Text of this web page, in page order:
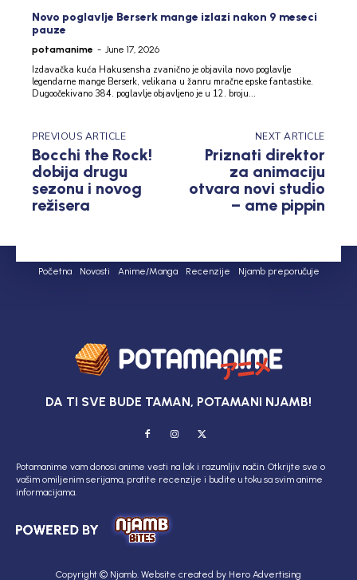
Novo poglavlje Berserk mange izlazi nakon 9 meseci
pauze
potamanime - June 17, 2026
Izdavačka kuća Hakusensha zvanično je objavila novo poglavlje
legendarne mange Berserk, velikana u žanru mračne epske fantastike.
Dugoočekivano 384. poglavlje objavljeno je u 12. broju...
PREVIOUS ARTICLE
Bocchi the Rock!
dobija drugu
sezonu i novog
režisera
NEXT ARTICLE
Priznati direktor
za animaciju
otvara novi studio
– ame pippin
Početna Novosti Anime/Manga Recenzije Njamb preporučuje
DA TI SVE BUDE TAMAN, POTAMANI NJAMB!
Potamanime vam donosi anime vesti na lak i razumljiv način. Otkrijte sve o
vašim omiljenim serijama, pratite recenzije i budite u toku sa svim anime
informacijama.
Copyright © Njamb. Website created by Hero Advertising